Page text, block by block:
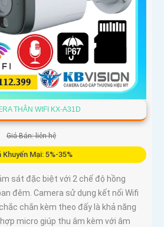
THÂN WIFI KX-A31D
Giá Bán: liên hệ
Khuyến Mại: 5%-35%
sát đặc biệt với 2 chế độ hồng
đêm. Camera sử dụng kết nối Wifi
chắn kèm theo đấy là khả năng
micro giúp thu âm kèm với âm